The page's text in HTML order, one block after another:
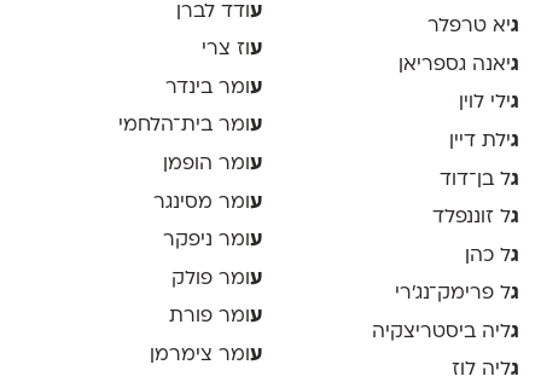
גיא טרפלר
גיאנה גספריאן
גילי לוין
גילת דיין
גל בן־דוד
גל זוננפלד
גל כהן
גל פרימק־נג׳רי
גליה ביסטריצקיה
גליה לוז
עודד לברן
ע וז צרי
ע ומר בינדר
עומר בית־הלחמי
ע ומר הופמן
עומר מסינגר
ע ומר ניפקר
ע ומר פולק
עומר פורת
ע ומר צימרמן